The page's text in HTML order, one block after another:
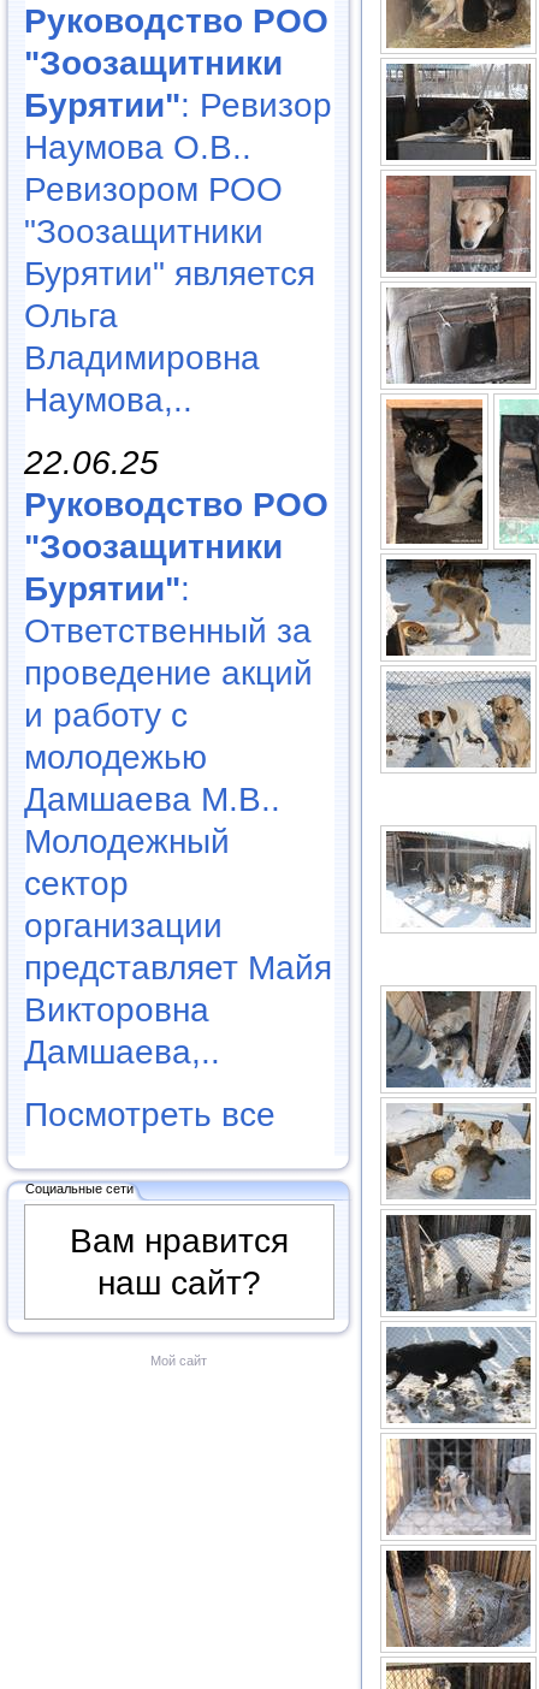
Руководство РОО
"Зоозащитники
Бурятии": Ревизор
Наумова О.В..
Ревизором РОО
"Зоозащитники
Бурятии" является
Ольга
Владимировна
Наумова,..
22.06.25
Руководство РОО
"Зоозащитники
Бурятии":
Ответственный за
проведение акций
и работу с
молодежью
Дамшаева М.В..
Молодежный
сектор
организации
представляет Майя
Викторовна
Дамшаева,..
Посмотреть все
Социальные сети
Вам нравится
наш сайт?
Мой сайт